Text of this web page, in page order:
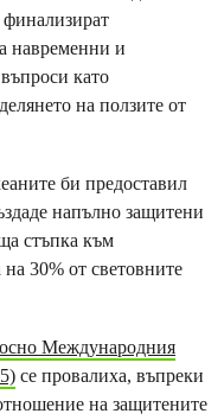
финализират
навременни и
като
на ползите от
би предоставил
напълно защитени
стъпка към
30% от световните
Международния
се провалиха, въпреки
на защитените